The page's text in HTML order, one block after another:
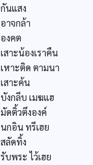
กันแสง
อาจกล้า
องคต
เสาะน้องเราคืน
เหาะติด ตามนา
เสาะค้น
บังกลีบ เมฆแฮ
มัดติ้วตึงองค์
นกอิน ทรีเฮย
สลัดทิ้ง
รับพระ ไว้เฮย